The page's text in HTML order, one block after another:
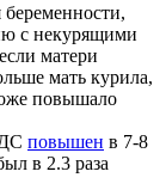
с некурящими
матери
мать курила,
повышало
повышен в 7-8
в 2.3 раза